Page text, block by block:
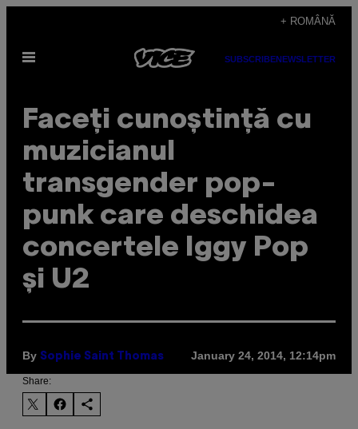
content
+ ROMÂNĂ
Open
SUBSCRIBENEWSLETTER
Faceți cunoștință cu
muzicianul
transgender pop-
punk care deschidea
concertele Iggy Pop
și U2
By Sophie Saint Thomas January 24, 2014, 12:14pm
Share: